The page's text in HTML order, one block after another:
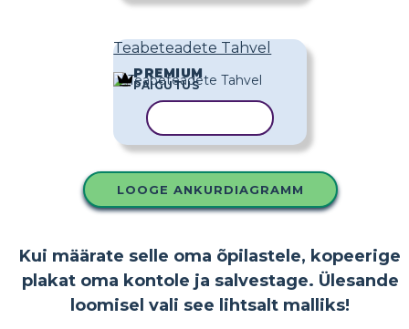
Teabeteadete Tahvel
PREMIUM
PAIGUTUS
LOOGE ANKURDIAGRAMM
Kui määrate selle oma õpilastele, kopeerige
plakat oma kontole ja salvestage. Ülesande
loomisel vali see lihtsalt malliks!